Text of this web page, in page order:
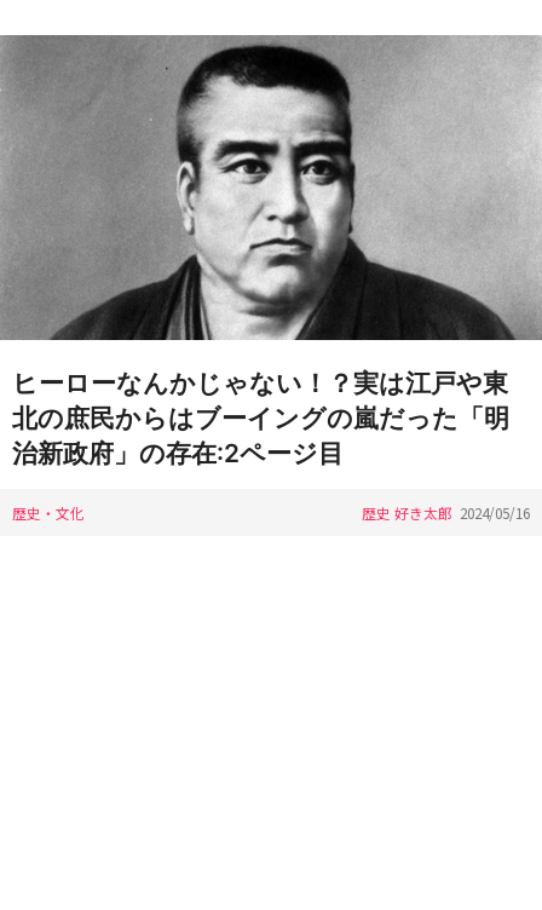
ヒーローなんかじゃない！？実は江戸や東
北の庶民からはブーイングの嵐だった「明
治新政府」の存在:2ページ目
歴史・文化 歴史 好き太郎 2024/05/16